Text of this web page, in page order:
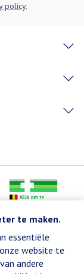
te maken.
essentiële
website te
andere
policy.